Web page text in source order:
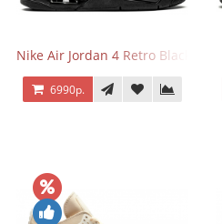
Nike Air Jordan 4 Retro Black Cat
6990р.